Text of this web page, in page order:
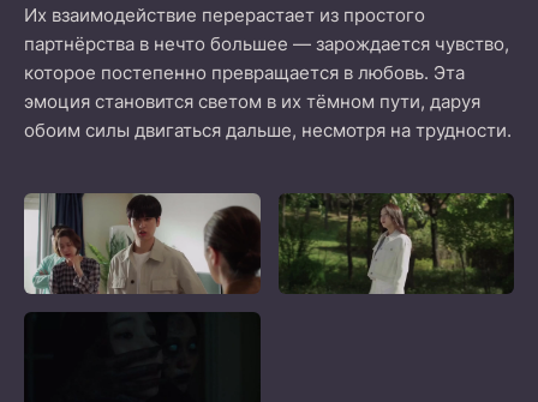
Их взаимодействие перерастает из простого
партнёрства в нечто большее — зарождается чувство,
которое постепенно превращается в любовь. Эта
эмоция становится светом в их тёмном пути, даруя
обоим силы двигаться дальше, несмотря на трудности.